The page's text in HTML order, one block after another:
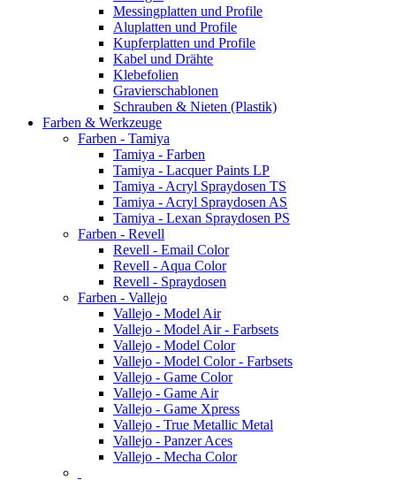
Messingplatten und Profile
Aluplatten und Profile
Kupferplatten und Profile
Kabel und Drähte
Klebefolien
Gravierschablonen
Schrauben & Nieten (Plastik)
Farben & Werkzeuge
Farben - Tamiya
Tamiya - Farben
Tamiya - Lacquer Paints LP
Tamiya - Acryl Spraydosen TS
Tamiya - Acryl Spraydosen AS
Tamiya - Lexan Spraydosen PS
Farben - Revell
Revell - Email Color
Revell - Aqua Color
Revell - Spraydosen
Farben - Vallejo
Vallejo - Model Air
Vallejo - Model Air - Farbsets
Vallejo - Model Color
Vallejo - Model Color - Farbsets
Vallejo - Game Color
Vallejo - Game Air
Vallejo - Game Xpress
Vallejo - True Metallic Metal
Vallejo - Panzer Aces
Vallejo - Mecha Color